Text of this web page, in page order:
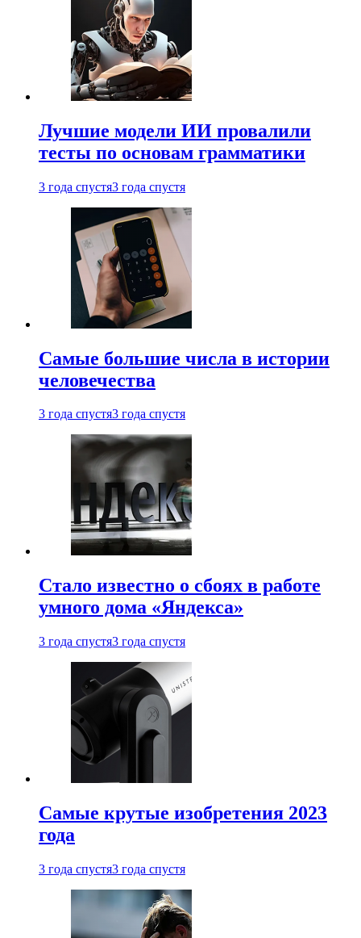
Лучшие модели ИИ провалили
тесты по основам грамматики
3 года спустя3 года спустя
Самые большие числа в истории
человечества
3 года спустя3 года спустя
Стало известно о сбоях в работе
умного дома «Яндекса»
3 года спустя3 года спустя
Самые крутые изобретения 2023
года
3 года спустя3 года спустя